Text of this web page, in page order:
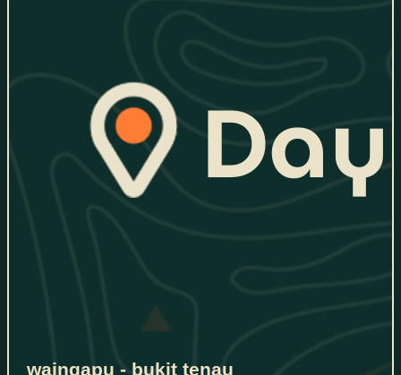
waingapu - bukit tenau